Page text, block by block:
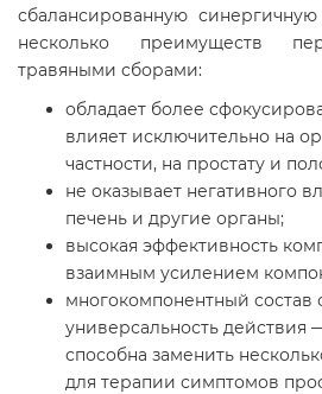
сбалансированную
несколько преимуществ
травяными сборами:
обладает более
влияет исключительно на
частности, на простату и
не оказывает негативного
печень и другие органы;
высокая эффективность
взаимным усилением
многокомпонентный состав
универсальность действия
способна заменить
для терапии симптомов